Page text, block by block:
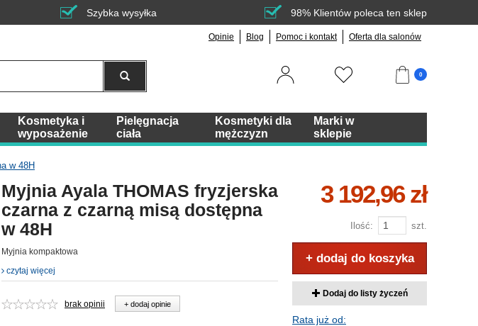
Szybka wysyłka 98% Klientów poleca ten sklep
Opinie Blog Pomoc i kontakt Oferta dla salonów
0
Kosmetyka i
wyposażenie
Pielęgnacja
ciała
Kosmetyki dla
mężczyzn
Marki w
sklepie
w 48H
Myjnia Ayala THOMAS fryzjerska
czarna z czarną misą dostępna
w 48H
Myjnia kompaktowa
czytaj więcej
brak opinii + dodaj opinie
3 192,96 zł
Ilość: szt.
+ dodaj do koszyka
Dodaj do listy życzeń
Rata już od: